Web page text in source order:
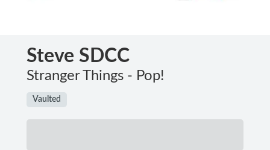
Steve SDCC
Stranger Things - Pop!
Vaulted